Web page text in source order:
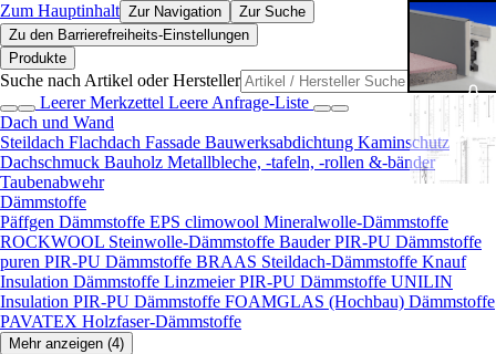
Zum Hauptinhalt Zur Navigation
Zur Suche
Zu den Barrierefreiheits-Einstellungen
Produkte
Suche nach Artikel oder Hersteller
Leerer Merkzettel Leere Anfrage-Liste
Dach und Wand
Steildach Flachdach Fassade Bauwerksabdichtung Kaminschutz
Dachschmuck Bauholz Metallbleche, -tafeln, -rollen &-bänder
Taubenabwehr
Dämmstoffe
Päffgen Dämmstoffe EPS climowool Mineralwolle-Dämmstoffe
ROCKWOOL Steinwolle-Dämmstoffe Bauder PIR-PU Dämmstoffe
puren PIR-PU Dämmstoffe BRAAS Steildach-Dämmstoffe Knauf
Insulation Dämmstoffe Linzmeier PIR-PU Dämmstoffe UNILIN
Insulation PIR-PU Dämmstoffe FOAMGLAS (Hochbau) Dämmstoffe
PAVATEX Holzfaser-Dämmstoffe
Mehr anzeigen (4)